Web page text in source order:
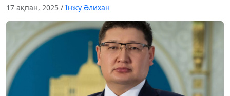
17 ақпан, 2025 / Інжу Әлихан